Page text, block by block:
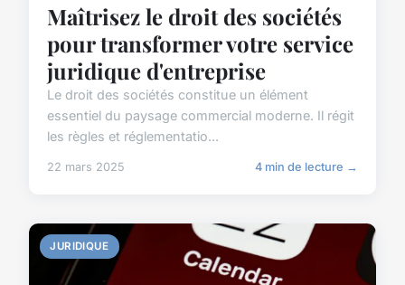
Maîtrisez le droit des sociétés
pour transformer votre service
juridique d'entreprise
Le droit des sociétés constitue un élément
essentiel du paysage commercial moderne. Il régit
les règles et réglementatio...
22 mars 2025 4 min de lecture →
JURIDIQUE